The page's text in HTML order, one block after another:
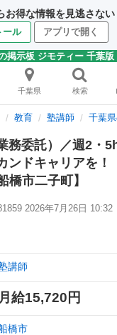
お得な情報を見逃さない
ール アプリで開く
掲示板 ジモティー 千葉版
千葉県 検索
教育 塾講師 千葉
務委託）／週2・
ンドキャリアを！
橋市二子町】
2026年7月26日 10:32
講師
月給15,720円
橋市